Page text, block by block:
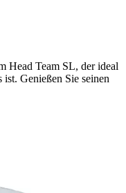
Head Team SL, der ideal
Genießen Sie seinen